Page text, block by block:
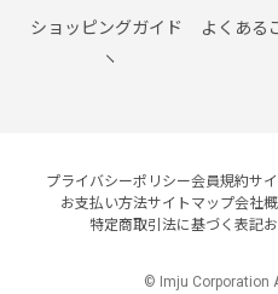
ショッピングガイド よくある
プライバシーポリシー会員規約サ
お支払い方法サイトマップ会社
特定商取引法に基づく表記
© Imju Corporation